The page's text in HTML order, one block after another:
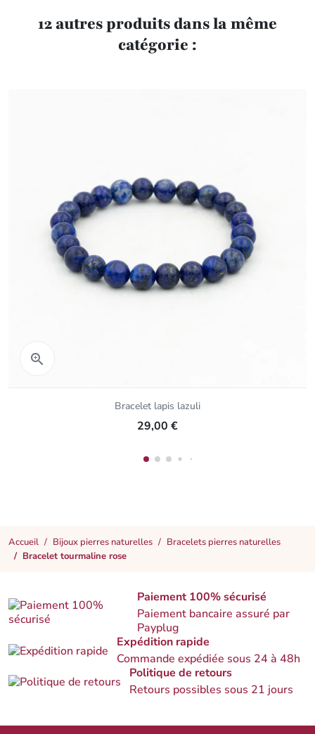
12 autres produits dans la même
catégorie :

Bracelet lapis lazuli
29,00 €
Accueil Bijoux pierres naturelles
Bracelets pierres naturelles
Bracelet tourmaline rose
Paiement 100% sécurisé
Paiement bancaire assuré par
Payplug
Expédition rapide
Commande expédiée sous 24 à 48h
Politique de retours
Retours possibles sous 21 jours